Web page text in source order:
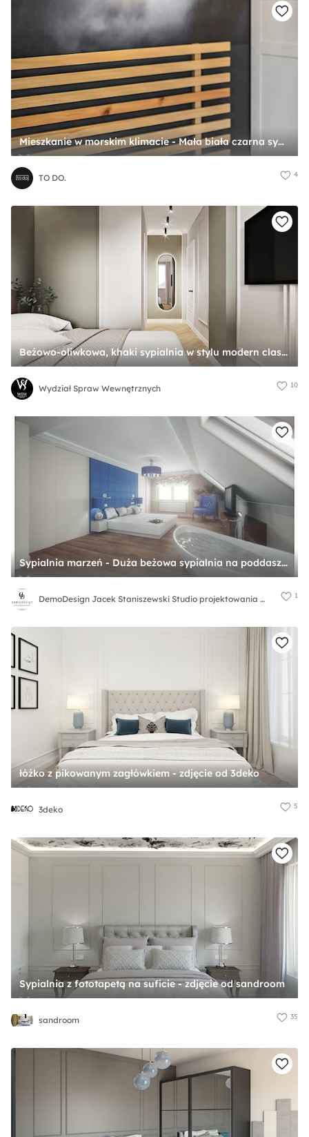
Mieszkanie w morskim klimacie - Mała biała czarna sypialnia, styl skandynawski - zdjęcie od TO DO.
TO DO. 4
Beżowo-oliwkowa, khaki sypialnia w stylu modern classic na poddaszu - zdjęcie od Wydział Spraw Wewnętrznych
Wydział Spraw Wewnętrznych 10
Sypialnia marzeń - Duża beżowa sypialnia na poddaszu z łazienką, styl glamour - zdjęcie od DemoDesign Jacek Staniszewski Studio projektowania wnętrz
DemoDesign Jacek Staniszewski Studio projektowania wnętrz 1
łóżko z pikowanym zagłówkiem - zdjęcie od 3deko
3deko 5
Sypialnia z fototapetą na suficie - zdjęcie od sandroom
sandroom 35